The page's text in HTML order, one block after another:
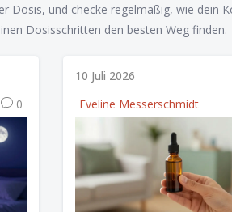
Dosis, und checke regelmäßig, wie dein
Dosisschritten den besten Weg finden.
0
10 Juli 2026
Eveline Messerschmidt